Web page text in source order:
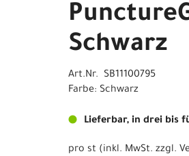
Schwarz
Art.Nr. SB11100795
Farbe: Schwarz
Lieferbar, in drei bis
pro st (inkl. MwSt. zzgl.